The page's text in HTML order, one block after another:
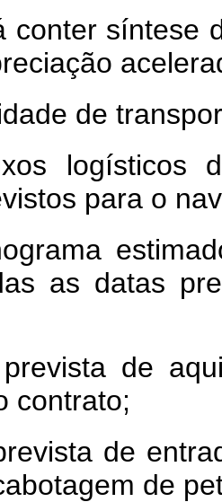
conter síntese
de
logísticos
para o
as datas
de
contrato;
de
de